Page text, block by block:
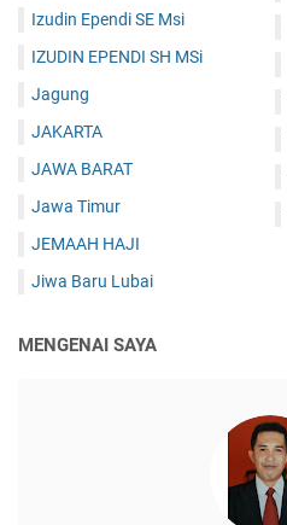
Izudin Ependi SE Msi
IZUDIN EPENDI SH MSi
Jagung
JAKARTA
JAWA BARAT
Jawa Timur
JEMAAH HAJI
Jiwa Baru Lubai
MENGENAI SAYA